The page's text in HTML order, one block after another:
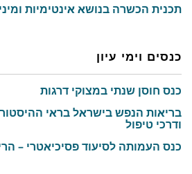
תכנית הכשרה בנושא אינטימיות
כנסים וימי עיון
כנס חוסן שנתי במצוקי דרגות
בריאות הנפש בישראל בראי
ודרכי טיפול
כנס העמותה לסיעוד פסיכיאטרי –